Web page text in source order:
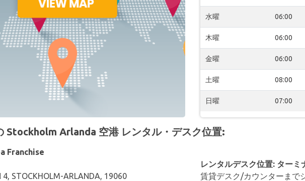
水曜 06:00
木曜 06:00
金曜 06:00
土曜 08:00
日曜 07:00
Stockholm Arlanda 空港 レンタル・デスク位置:
Franchise
4, STOCKHOLM-ARLANDA, 19060
レンタルデスク位置: ターミ
賃貸デスク/カウンターまで